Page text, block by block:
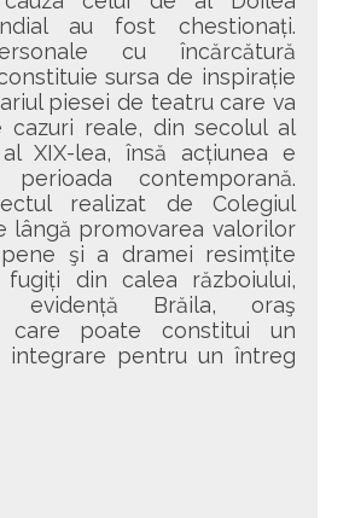
au fost chestionați.
cu încărcătură
sursa de inspirație
piesei de teatru care va
cazuri reale, din secolul al
XIX-lea, însă acțiunea e
contemporană.
realizat de Colegiul
lângă promovarea valorilor
şi a dramei resimțite
din calea războiului,
evidență Brăila, oraş
care poate constitui un
integrare pentru un întreg